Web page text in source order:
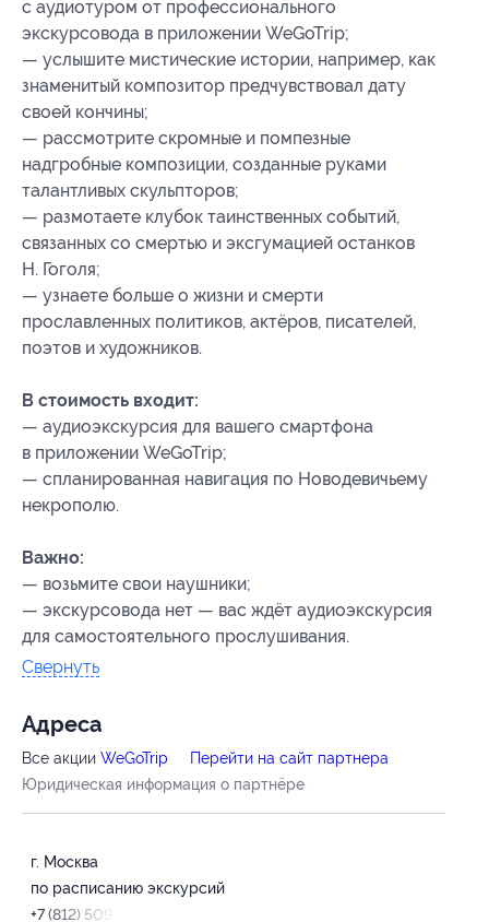
с аудиотуром от профессионального
экскурсовода в приложении WeGoTrip;
— услышите мистические истории, например, как
знаменитый композитор предчувствовал дату
своей кончины;
— рассмотрите скромные и помпезные
надгробные композиции, созданные руками
талантливых скульпторов;
— размотаете клубок таинственных событий,
связанных со смертью и эксгумацией останков
Н. Гоголя;
— узнаете больше о жизни и смерти
прославленных политиков, актёров, писателей,
поэтов и художников.
В стоимость входит:
— аудиоэкскурсия для вашего смартфона
в приложении WeGoTrip;
— спланированная навигация по Новодевичьему
некрополю.
Важно:
— возьмите свои наушники;
— экскурсовода нет — вас ждёт аудиоэкскурсия
для самостоятельного прослушивания.
Свернуть
Адресa
Все акции WeGoTrip
Перейти на сайт партнера
Юридическая информация о партнёре
г. Москва
по расписанию экскурсий
+7 (812) 509-50-89